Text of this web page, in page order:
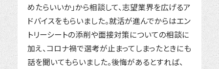
めたらいいか」から相談して、志望業界を広げるア
ドバイスをもらいました。就活が進んでからはエン
トリーシートの添削や面接対策についての相談に
加え、コロナ禍で選考が止まってしまったときにも
話を聞いてもらいました。後悔があるとすれば、